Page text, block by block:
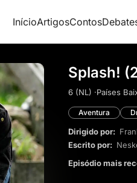
InícioArtigosContos
Splash!
6 (NL) ·Países
Aventura
Dirigido por:
Escrito por:
Episódio mais